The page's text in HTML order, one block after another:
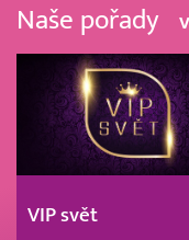
Naše pořady
VIP svět